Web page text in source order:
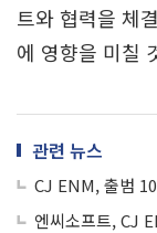
트와 협력을 체
에 영향을 미칠
관련 뉴스
CJ ENM, 출범
엔씨소프트, CJ